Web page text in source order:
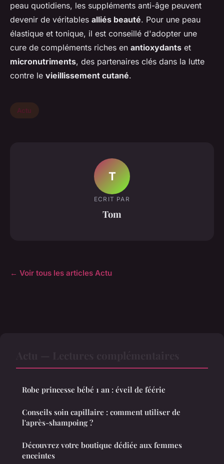
peau quotidiens, les suppléments anti-âge peuvent
devenir de véritables alliés beauté. Pour une peau
élastique et tonique, il est conseillé d'adopter une
cure de compléments riches en antioxydants et
micronutriments, des partenaires clés dans la lutte
contre le vieillissement cutané.
Actu
T
ECRIT PAR
Tom
← Voir tous les articles Actu
Robe princesse bébé 1 an : éveil de féérie
Conseils soin capillaire : comment utiliser de
l'après-shampoing ?
Découvrez votre boutique dédiée aux femmes
enceintes